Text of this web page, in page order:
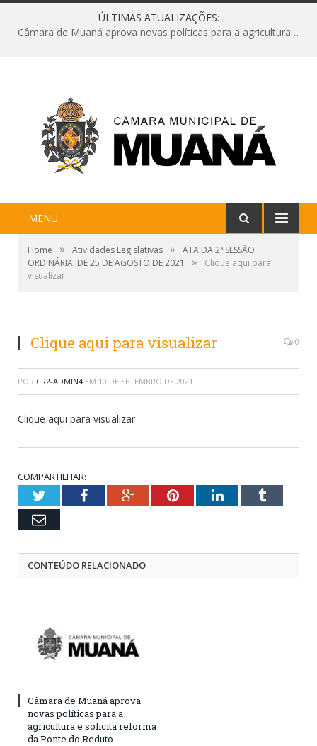
ÚLTIMAS ATUALIZAÇÕES:
Câmara de Muaná aprova novas políticas para a agricultura e solicita reforma da Ponte do Reduto
MENU
Home » Atividades Legislativas »
ATA DA 2ª SESSÃO
ORDINÁRIA, DE 25 DE AGOSTO DE 2021
»
Clique aqui para
visualizar
Clique aqui para visualizar 0
POR CR2-ADMIN4 EM 10 DE SETEMBRO DE 2021
Clique aqui para visualizar
COMPARTILHAR:
TwitterFacebookGoogle+PinterestLinkedInTumblr
Email
CONTEÚDO RELACIONADO
Câmara de Muaná aprova
novas políticas para a
agricultura e solicita reforma
da Ponte do Reduto